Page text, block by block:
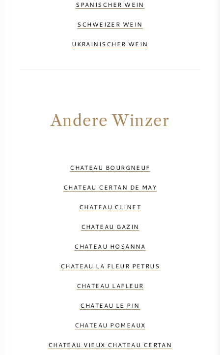
SPANISCHER WEIN
SCHWEIZER WEIN
UKRAINISCHER WEIN
Andere Winzer
CHATEAU BOURGNEUF
CHATEAU CERTAN DE MAY
CHATEAU CLINET
CHATEAU GAZIN
CHATEAU HOSANNA
CHATEAU LA FLEUR PETRUS
CHATEAU LAFLEUR
CHATEAU LE PIN
CHATEAU POMEAUX
CHATEAU VIEUX CHATEAU CERTAN